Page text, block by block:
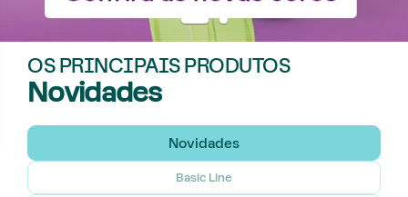
OS PRINCIPAIS PRODUTOS
Novidades
Novidades
Basic Line